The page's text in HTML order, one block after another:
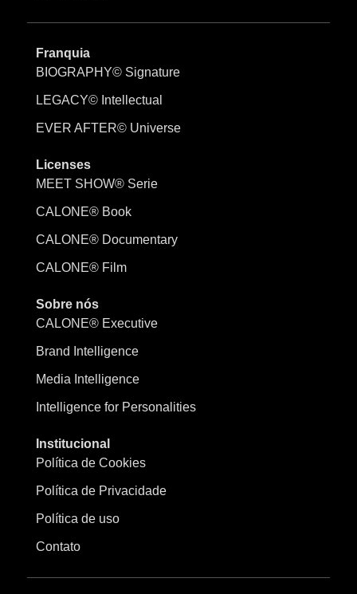
Franquia
BIOGRAPHY© Signature
LEGACY© Intellectual
EVER AFTER© Universe
Licenses
MEET SHOW® Serie
CALONE® Book
CALONE® Documentary
CALONE® Film
Sobre nós
CALONE® Executive
Brand Intelligence
Media Intelligence
Intelligence for Personalities
Institucional
Política de Cookies
Política de Privacidade
Política de uso
Contato